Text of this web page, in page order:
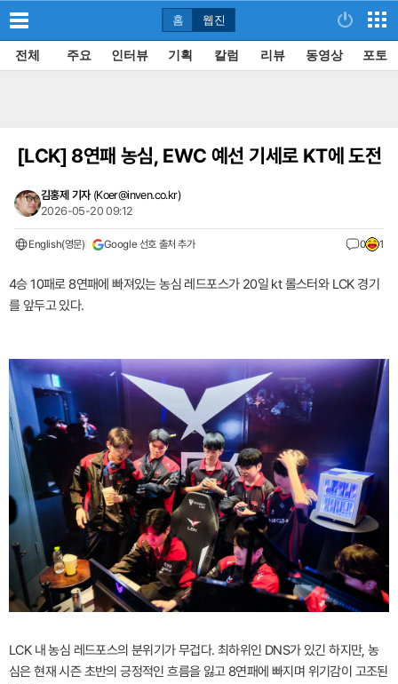
홈 웹진
전체 주요 인터뷰 기획 칼럼 리뷰 동영상 포토
[LCK]8연패 농심, EWC 예선 기세로 KT에 도전
김홍제 기자 (Koer@inven.co.kr)
2026-05-20 09:12
English(영문) Google 선호 출처 추가 0 1
4승 10패로 8연패에 빠져있는 농심 레드포스가 20일 kt 롤스터와 LCK 경기
를 앞두고 있다.
LCK 내 농심 레드포스의 분위기가 무겁다. 최하위인 DNS가 있긴 하지만, 농
심은 현재 시즌 초반의 긍정적인 흐름을 잃고 8연패에 빠지며 위기감이 고조된